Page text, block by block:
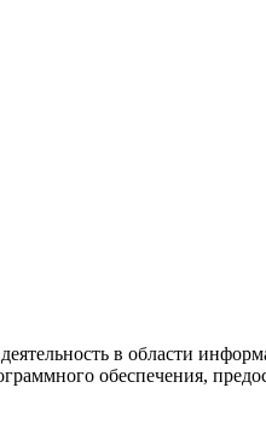
в области
обеспечения,